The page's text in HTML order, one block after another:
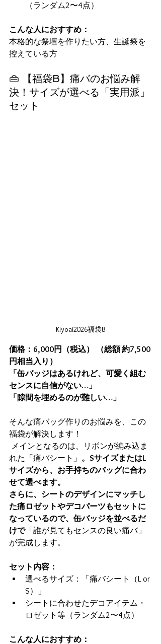
（ランダム2〜4点）
こんな人におすすめ：
本格的な祭壇を作りたい方、生誕祭を
控えている方
👜 【福袋B】痛バのお悩み解
決！サイズが選べる「実用派」
セット
Kiyoai2026福袋B
価格：6,000円（税込）
（総額 約7,500
円相当入り）
「缶バッジはあるけれど、可愛く組む
センスに自信がない…」
「隙間を埋めるのが難しい…」
そんな痛バッグ作りのお悩みを、この
福袋が解決します！
れた「痛バシート」 。SサイズまたはL
サイズから、お手持ちのバッグに合わ
せて選べます。
さらに、シートのデザインにマッチし
た痛ロゼットやデコパーツもセットに
なっているので、缶バッジを並べるだ
けで「誰が見てもセンスの良い痛バ」
が完成します。
セット内容：
選べるサイズ：「痛バシート（L or
S）」
シートに合わせたデコアイテム・
ロゼット等（ランダム2〜4点）
こんな人におすすめ：